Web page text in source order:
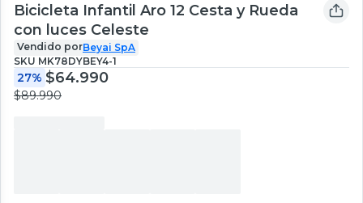
Bicicleta Infantil Aro 12 Cesta y Rueda
con luces Celeste
Vendido porBeyai SpA
SKU MK78DYBEY4-1
27% $64.990
$89.990